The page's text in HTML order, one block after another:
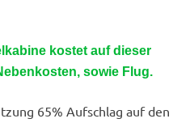
kostet auf dieser
sowie Flug.
65% Aufschlag auf den